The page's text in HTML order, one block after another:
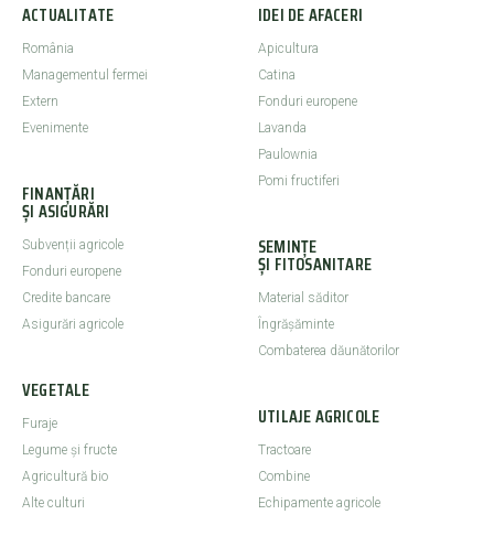
ACTUALITATE
România
Managementul fermei
Extern
Evenimente
FINANȚĂRI
ȘI ASIGURĂRI
Subvenții agricole
Fonduri europene
Credite bancare
Asigurări agricole
VEGETALE
Furaje
Legume şi fructe
Agricultură bio
Alte culturi
IDEI DE AFACERI
Apicultura
Catina
Fonduri europene
Lavanda
Paulownia
Pomi fructiferi
SEMINȚE
ȘI FITOSANITARE
Material săditor
Îngrășăminte
Combaterea dăunătorilor
UTILAJE AGRICOLE
Tractoare
Combine
Echipamente agricole